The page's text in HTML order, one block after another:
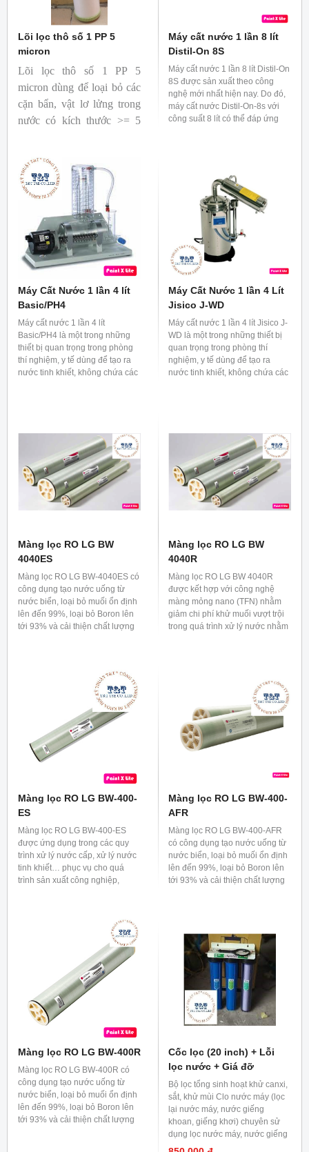
Lõi lọc thô số 1 PP 5
micron
Lõi lọc thô số 1 PP 5
micron dùng để loại bỏ các
cặn bẩn, vật lơ lửng trong
nước có kích thước >= 5
Máy cất nước 1 lần 8 lít
Distil-On 8S
Máy cất nước 1 lần 8 lít Distil-On
8S được sản xuất theo công
nghệ mới nhất hiện nay. Do đó,
máy cất nước Distil-On-8s với
công suất 8 lít có thể đáp ứng
Máy Cất Nước 1 lần 4 lít
Basic/PH4
Máy cất nước 1 lần 4 lít
Basic/PH4 là một trong những
thiết bị quan trọng trong phòng
thí nghiệm, y tế dùng để tạo ra
nước tinh khiết, không chứa các
Máy Cất Nước 1 lần 4 Lít
Jisico J-WD
Máy cất nước 1 lần 4 lít Jisico J-
WD là một trong những thiết bị
quan trọng trong phòng thí
nghiệm, y tế dùng để tạo ra
nước tinh khiết, không chứa các
Màng lọc RO LG BW
4040ES
Màng lọc RO LG BW-4040ES có
công dụng tạo nước uống từ
nước biển, loại bỏ muối ổn định
lên đến 99%, loại bỏ Boron lên
tới 93% và cải thiện chất lượng
Màng lọc RO LG BW
4040R
Màng lọc RO LG BW 4040R
được kết hợp với công nghệ
màng mỏng nano (TFN) nhằm
giảm chi phí khử muối vượt trội
trong quá trình xử lý nước nhằm
chuyên dụng đối với nguồn
nước ngọt và nước lợ loại bỏ
trên 99% nồng độ muối, vi
khuẩn, virus.
Màng lọc RO LG BW-400-
ES
Màng lọc RO LG BW-400-ES
được ứng dụng trong các quy
trình xử lý nước cấp, xử lý nước
tinh khiết… phục vụ cho quá
trình sản xuất công nghiệp,
Màng lọc RO LG BW-400-
AFR
Màng lọc RO LG BW-400-AFR
có công dụng tạo nước uống từ
nước biển, loại bỏ muối ổn định
lên đến 99%, loại bỏ Boron lên
tới 93% và cải thiện chất lượng
Màng lọc RO LG BW-400R
Màng lọc RO LG BW-400R có
công dụng tạo nước uống từ
nước biển, loại bỏ muối ổn định
lên đến 99%, loại bỏ Boron lên
tới 93% và cải thiện chất lượng
Cốc lọc (20 inch) + Lỗi
lọc nước + Giá đỡ
Bộ lọc tổng sinh hoạt khử canxi,
sắt, khử mùi Clo nước máy (lọc
lại nước máy, nước giếng
khoan, giếng khơi) chuyên sử
dụng lọc nước máy, nước giếng
nhiễm canxi công suất sử dụng